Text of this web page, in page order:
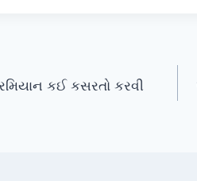
કઈ કસરતો કરવી